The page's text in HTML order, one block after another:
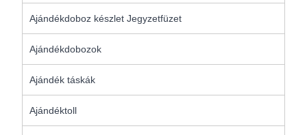
Ajándékdoboz készlet Jegyzetfüzet
Ajándékdobozok
Ajándék táskák
Ajándéktoll